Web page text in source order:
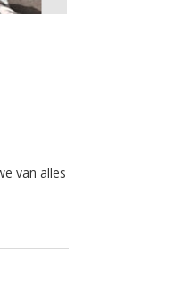
van alles